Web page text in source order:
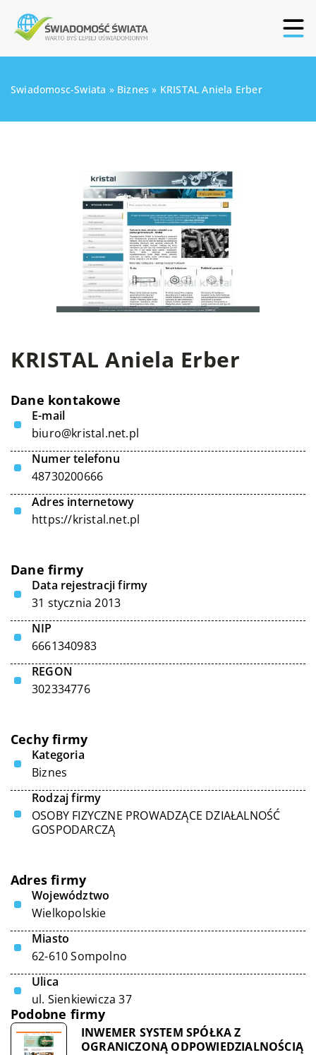
Swiadomosc-Swiata » Biznes » KRISTAL Aniela Erber
KRISTAL Aniela Erber
Dane kontakowe
E-mail
biuro@kristal.net.pl
Numer telefonu
48730200666
Adres internetowy
https://kristal.net.pl
Dane firmy
Data rejestracji firmy
31 stycznia 2013
NIP
6661340983
REGON
302334776
Cechy firmy
Kategoria
Biznes
Rodzaj firmy
OSOBY FIZYCZNE PROWADZĄCE DZIAŁALNOŚĆ
GOSPODARCZĄ
Adres firmy
Województwo
Wielkopolskie
Miasto
62-610 Sompolno
Ulica
ul. Sienkiewicza 37
Podobne firmy
INWEMER SYSTEM SPÓŁKA Z
OGRANICZONĄ ODPOWIEDZIALNOŚCIĄ